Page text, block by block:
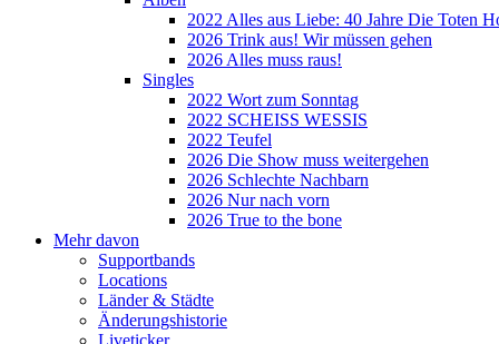
2022 Alles aus Liebe: 40 Jahre Die Toten
2026 Trink aus! Wir müssen gehen
2026 Alles muss raus!
Singles
2022 Wort zum Sonntag
2022 SCHEISS WESSIS
2022 Teufel
2026 Die Show muss weitergehen
2026 Schlechte Nachbarn
2026 Nur nach vorn
2026 True to the bone
Mehr davon
Supportbands
Locations
Länder & Städte
Änderungshistorie
Liveticker